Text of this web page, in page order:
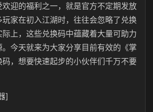
迎的福利之一，就是官方不定期发放
家在初入江湖时，往往会忽略了兑换
上，这些兑换码中蕴藏着大量可助力
今天就来为大家分享目前有效的《掌
，想要快速起步的小伙伴们千万不要
]